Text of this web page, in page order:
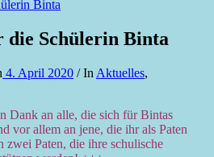
die Schülerin Binta
4. April 2020 /In Aktuelles,
an alle, die sich für Bintas
vor allem an jene, die ihr als Paten
Paten, die ihre schulische